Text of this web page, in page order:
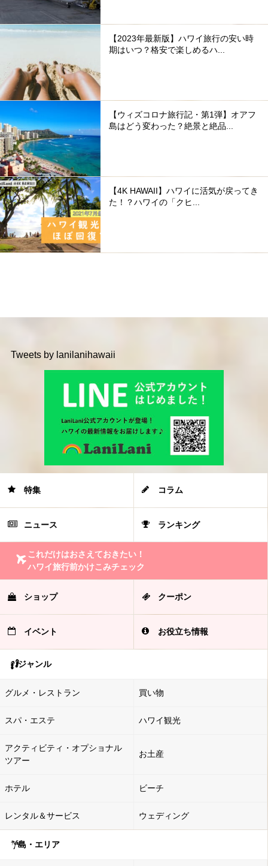
【2023年最新版】ハワイ旅行の安い時
期はいつ？格安で楽しめるハ...
【ウィズコロナ旅行記・第1弾】オアフ
島はどう変わった？絶景と絶品...
【4K HAWAII】ハワイに活気が戻ってき
た！？ハワイの「クヒ...
Tweets by lanilanihawaii
特集 コラム
ニュース ランキング
これだけはおさえておきたい！
ハワイ旅行前かけこみチェック
ショップ クーポン
イベント お役立ち情報
ジャンル
グルメ・レストラン 買い物
スパ・エステ ハワイ観光
アクティビティ・オプショナル
ツアー
お土産
ホテル ビーチ
レンタル＆サービス ウェディング
島・エリア